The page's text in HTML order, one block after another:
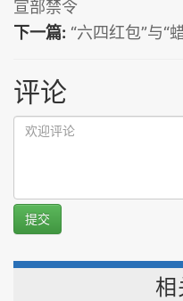
宣部禁令
下一篇: “六四红包”与“
评论
提交
相